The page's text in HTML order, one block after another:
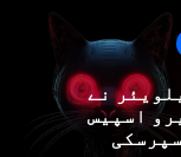
نے
اسپیس